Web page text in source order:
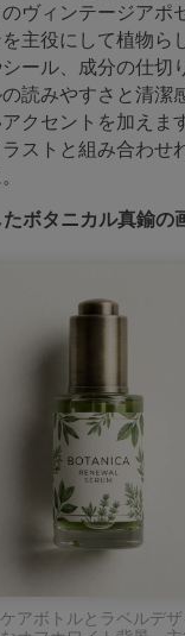
ヴィンテージアポ
主役にして植物ら
ール、成分の仕切
読みやすさと清潔
クセントを加えま
ストと組み合わせ
ボタニカル真鍮の
アボトルとラベルデ